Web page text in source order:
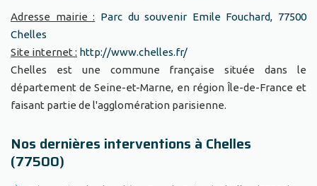
Adresse mairie : Parc du souvenir Emile Fouchard, 77500
Chelles
Site internet : http://www.chelles.fr/
Chelles est une commune française située dans le
département de Seine-et-Marne, en région Île-de-France et
faisant partie de l'agglomération parisienne.
Nos dernières interventions à Chelles
(77500)